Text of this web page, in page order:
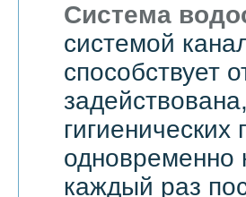
Система
системой
способствует
одновременно
каждый раз